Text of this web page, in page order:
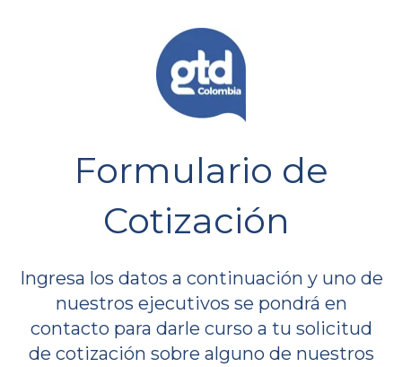
Formulario de
Cotización
Ingresa los datos a continuación y uno de
nuestros ejecutivos se pondrá en
contacto para darle curso a tu solicitud
de cotización sobre alguno de nuestros